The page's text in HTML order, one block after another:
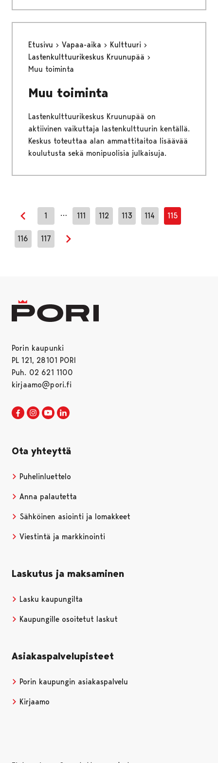
Etusivu Vapaa-aika
Kulttuuri
Lastenkulttuurikeskus Kruunupää
Muu toiminta
Muu toiminta
Lastenkulttuurikeskus Kruunupää on
aktiivinen vaikuttaja lastenkulttuurin kentällä.
Keskus toteuttaa alan ammattitaitoa lisäävää
koulutusta sekä monipuolisia julkaisuja.
Edellinen sivu
1 … 111 112 113 114 115
116 117
Porin kaupunki
PL 121, 28101 PORI
Puh. 02 621 1100
kirjaamo@pori.fi
Porin kaupunki Facebookissa
Avautuu uudessa välilehdessä
Porin kaupunki Instagramissa
Avautuu uudessa välilehdessä
Porin kaupunki Youtubessa
Avautuu uudessa välilehdessä
Ota yhteyttä
Puhelinluettelo
Anna palautetta
Sähköinen asiointi ja lomakkeet
Viestintä ja markkinointi
Laskutus ja maksaminen
Lasku kaupungilta
Kaupungille osoitetut laskut
Asiakaspalvelupisteet
Porin kaupungin asiakaspalvelu
Kirjaamo